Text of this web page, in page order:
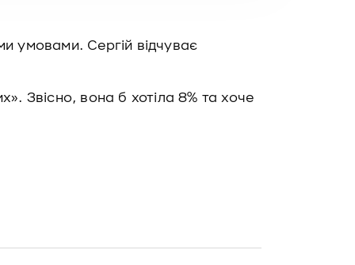
умовами. Сергій відчуває
Звісно, вона б хотіла 8% та хоче